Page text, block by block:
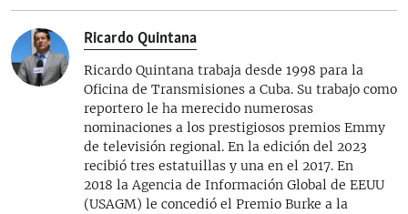
Ricardo Quintana
Ricardo Quintana trabaja desde 1998 para la
Oficina de Transmisiones a Cuba. Su trabajo como
reportero le ha merecido numerosas
nominaciones a los prestigiosos premios Emmy
de televisión regional. En la edición del 2023
recibió tres estatuillas y una en el 2017. En
2018 la Agencia de Información Global de EEUU
(USAGM) le concedió el Premio Burke a la